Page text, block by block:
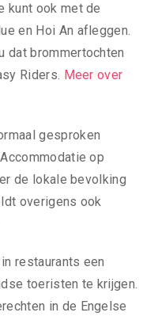
kunt ook met de
en Hoi An afleggen.
dat brommertochten
Riders. Meer over
gesproken
op
de lokale bevolking
overigens ook
restaurants een
toeristen te krijgen.
in de Engelse